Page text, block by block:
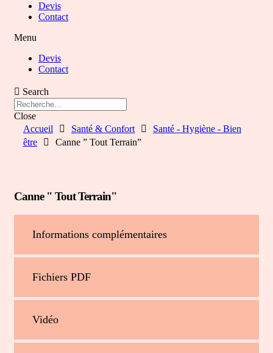
Devis
Contact
Menu
Devis
Contact
Search
Close
Accueil
Santé & Confort
Santé - Hygiène - Bien
être
Canne ” Tout Terrain”
Canne " Tout Terrain"
Informations complémentaires
Fichiers PDF
Vidéo